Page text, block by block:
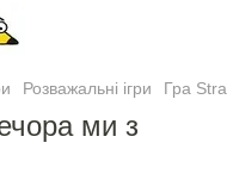
Розважальні ігри Гра
ми з